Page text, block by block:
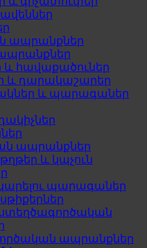
ապրանքներ
և հավաքածուներ
և դարակաշարեր
և պարագաներ
ապրանքներ
և կպչուն
պարագաներ
ապրանքներ